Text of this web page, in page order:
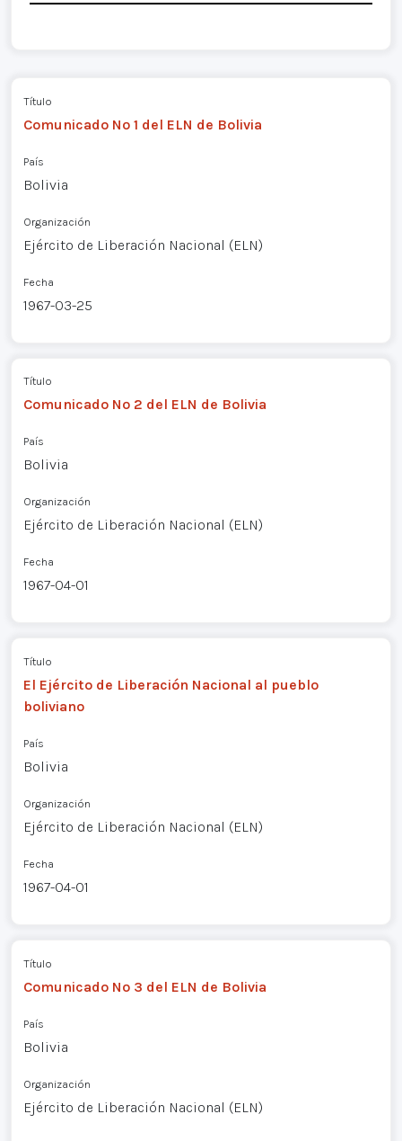
Título
Comunicado Nº 1 del ELN de Bolivia
País
Bolivia
Organización
Ejército de Liberación Nacional (ELN)
Fecha
1967-03-25
Título
Comunicado Nº 2 del ELN de Bolivia
País
Bolivia
Organización
Ejército de Liberación Nacional (ELN)
Fecha
1967-04-01
Título
El Ejército de Liberación Nacional al pueblo
boliviano
País
Bolivia
Organización
Ejército de Liberación Nacional (ELN)
Fecha
1967-04-01
Título
Comunicado Nº 3 del ELN de Bolivia
País
Bolivia
Organización
Ejército de Liberación Nacional (ELN)